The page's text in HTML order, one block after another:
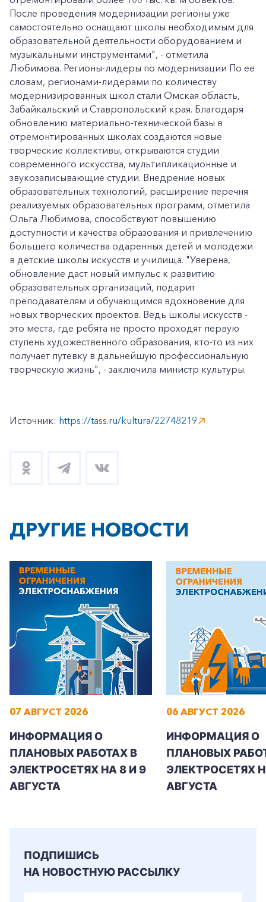
+7-800-700-24-57
Заказать обратный звонок
Частным клиентам
Корпоративным клиентам
После проведения модернизации регионы уже
самостоятельно оснащают школы необходимым для
образовательной деятельности оборудованием и
музыкальными инструментами", - отметила
Любимова. Регионы-лидеры по модернизации По ее
словам, регионами-лидерами по количеству
модернизированных школ стали Омская область,
Забайкальский и Ставропольский края. Благодаря
обновлению материально-технической базы в
отремонтированных школах создаются новые
творческие коллективы, открываются студии
современного искусства, мультипликационные и
звукозаписывающие студии. Внедрение новых
образовательных технологий, расширение перечня
реализуемых образовательных программ, отметила
Ольга Любимова, способствуют повышению
доступности и качества образования и привлечению
большего количества одаренных детей и молодежи
в детские школы искусств и училища. "Уверена,
обновление даст новый импульс к развитию
образовательных организаций, подарит
преподавателям и обучающимся вдохновение для
новых творческих проектов. Ведь школы искусств -
это места, где ребята не просто проходят первую
ступень художественного образования, кто-то из них
получает путевку в дальнейшую профессиональную
творческую жизнь", - заключила министр культуры.
Источник: https://tass.ru/kultura/22748219
ДРУГИЕ НОВОСТИ
07 АВГУСТ 2026
ИНФОРМАЦИЯ О
ПЛАНОВЫХ РАБОТАХ В
ЭЛЕКТРОСЕТЯХ НА 8 И 9
АВГУСТА
06 АВГУСТ 2026
ИНФОРМАЦИЯ О
ПЛАНОВЫХ
ЭЛЕКТРОСЕТЯХ
АВГУСТА
ПОДПИШИСЬ
НА НОВОСТНУЮ РАССЫЛКУ